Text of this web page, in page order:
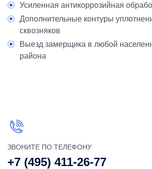
Усиленная антикоррозийная
Дополнительные контуры
сквозняков
Выезд замерщика в любой
района
ЗВОНИТЕ ПО ТЕЛЕФОНУ
+7 (495) 411-26-77